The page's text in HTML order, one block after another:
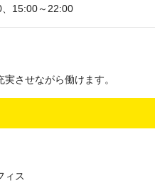
15:00～22:00
させながら働けます。
ィス